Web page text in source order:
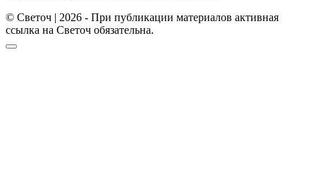
© Светоч | 2026 - При публикации материалов активная
ссылка на Светоч обязательна.